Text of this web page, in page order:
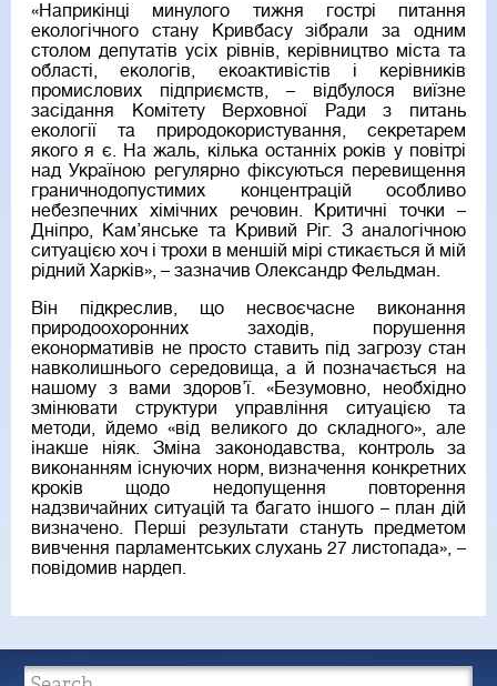
«Наприкінці минулого тижня гострі питання
екологічного стану Кривбасу зібрали за одним
столом депутатів усіх рівнів, керівництво міста та
області, екологів, екоактивістів і керівників
промислових підприємств, – відбулося виїзне
засідання Комітету Верховної Ради з питань
екології та природокористування, секретарем
якого я є. На жаль, кілька останніх років у повітрі
над Україною регулярно фіксуються перевищення
граничнодопустимих концентрацій особливо
небезпечних хімічних речовин. Критичні точки –
Дніпро, Кам’янське та Кривий Ріг. З аналогічною
ситуацією хоч і трохи в меншій мірі стикається й мій
рідний Харків», – зазначив Олександр Фельдман.
Він підкреслив, що несвоєчасне виконання
природоохоронних заходів, порушення
еконормативів не просто ставить під загрозу стан
навколишнього середовища, а й позначається на
нашому з вами здоров’ї. «Безумовно, необхідно
змінювати структури управління ситуацією та
методи, йдемо «від великого до складного», але
інакше ніяк. Зміна законодавства, контроль за
виконанням існуючих норм, визначення конкретних
кроків щодо недопущення повторення
надзвичайних ситуацій та багато іншого – план дій
визначено. Перші результати стануть предметом
вивчення парламентських слухань 27 листопада», –
повідомив нардеп.